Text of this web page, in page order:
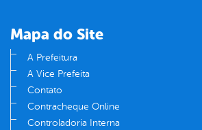
Mapa do Site
A Prefeitura
A Vice Prefeita
Contato
Contracheque Online
Controladoria Interna